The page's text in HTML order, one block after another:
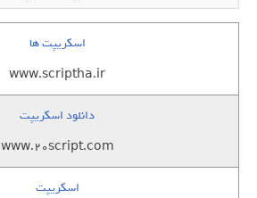
اسکریپت ها
www.scriptha.ir
دانلود اسکریپت
www.20script.com
اسکریپت